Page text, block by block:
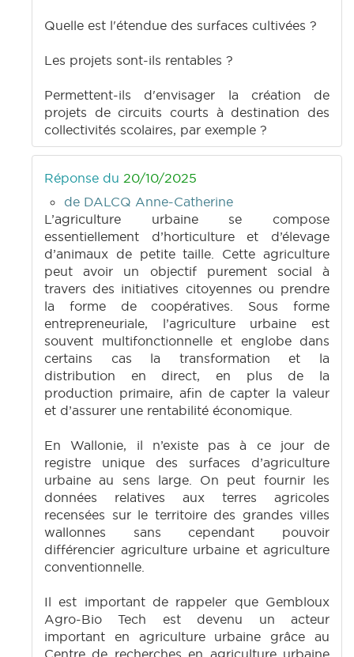
Quelle est l'étendue des surfaces cultivées ?
Les projets sont-ils rentables ?
Permettent-ils d'envisager la création de
projets de circuits courts à destination des
collectivités scolaires, par exemple ?
Réponse du 20/10/2025
de DALCQ Anne-Catherine
L’agriculture urbaine se compose
essentiellement d’horticulture et d’élevage
d’animaux de petite taille. Cette agriculture
peut avoir un objectif purement social à
travers des initiatives citoyennes ou prendre
la forme de coopératives. Sous forme
entrepreneuriale, l’agriculture urbaine est
souvent multifonctionnelle et englobe dans
certains cas la transformation et la
distribution en direct, en plus de la
production primaire, afin de capter la valeur
et d’assurer une rentabilité économique.
En Wallonie, il n’existe pas à ce jour de
registre unique des surfaces d’agriculture
urbaine au sens large. On peut fournir les
données relatives aux terres agricoles
recensées sur le territoire des grandes villes
wallonnes sans cependant pouvoir
différencier agriculture urbaine et agriculture
conventionnelle.
Il est important de rappeler que Gembloux
Agro-Bio Tech est devenu un acteur
important en agriculture urbaine grâce au